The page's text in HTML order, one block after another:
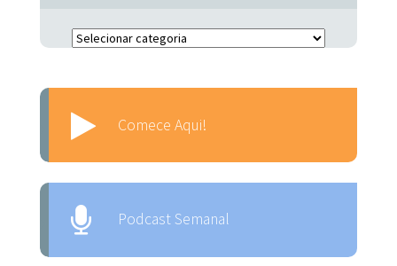
Escolha o Assunto:
Comece Aqui!
Podcast Semanal